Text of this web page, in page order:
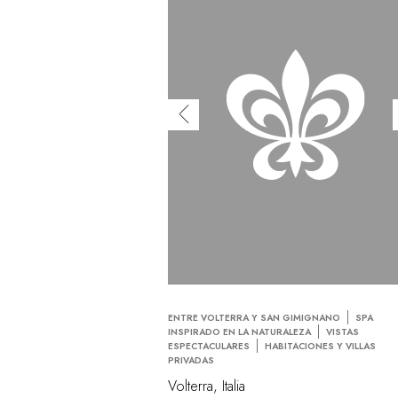
ENTRE VOLTERRA Y SAN GIMIGNANO
SPA
INSPIRADO EN LA NATURALEZA
VISTAS
ESPECTACULARES
HABITACIONES Y VILLAS
PRIVADAS
Volterra, Italia